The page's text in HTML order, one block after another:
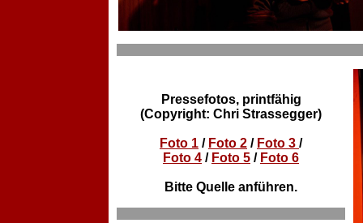
Pressefotos, printfähig
(Copyright: Chri Strassegger)
Foto 1 / Foto 2 / Foto 3 /
Foto 4 / Foto 5 / Foto 6
Bitte Quelle anführen.